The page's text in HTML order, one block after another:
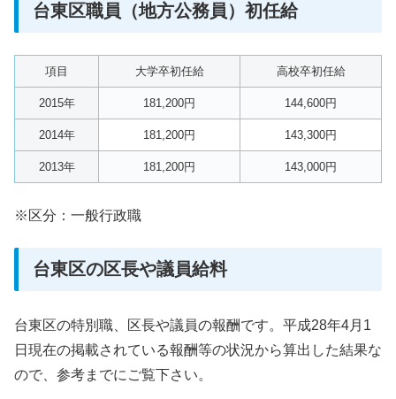
台東区職員（地方公務員）初任給
項目 大学卒初任給 高校卒初任給
2015年 181,200円 144,600円
2014年 181,200円 143,300円
2013年 181,200円 143,000円
※区分：一般行政職
台東区の区長や議員給料
台東区の特別職、区長や議員の報酬です。平成28年4月1
日現在の掲載されている報酬等の状況から算出した結果な
ので、参考までにご覧下さい。